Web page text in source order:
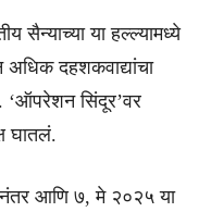
सैन्याच्या या हल्ल्यामध्ये
दहशकवाद्यांचा
‘ऑपरेशन सिंदूर’वर
घातलं.
आणि ७, मे २०२५ या